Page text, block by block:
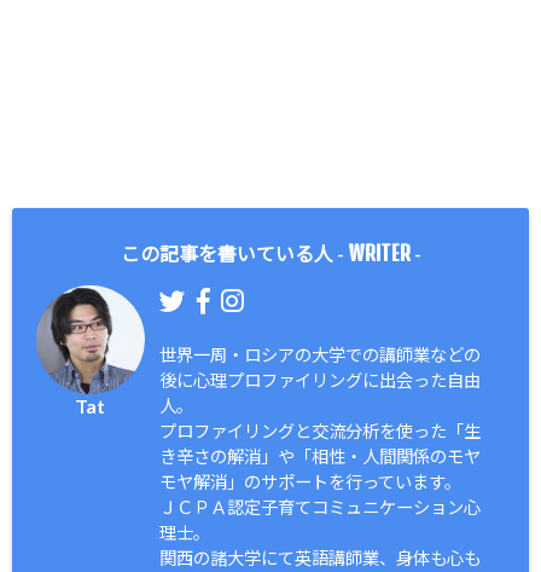
この記事を書いている人 - WRITER-
Tat
世界一周・ロシアの大学での講師業などの
後に心理プロファイリングに出会った自由
人。
プロファイリングと交流分析を使った「生
き辛さの解消」や「相性・人間関係のモヤ
モヤ解消」のサポートを行っています。
ＪＣＰＡ認定子育てコミュニケーション心
理士。
関西の諸大学にて英語講師業、身体も心も